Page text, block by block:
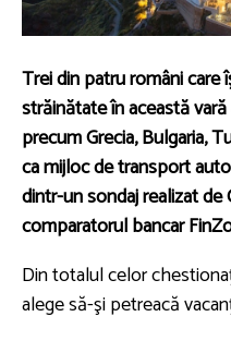
Trei din patru români
străinătate în această
precum Grecia, Bulgaria,
ca mijloc de transport
dintr-un sondaj realizat de
comparatorul bancar
Din totalul celor
alege să-şi petreacă